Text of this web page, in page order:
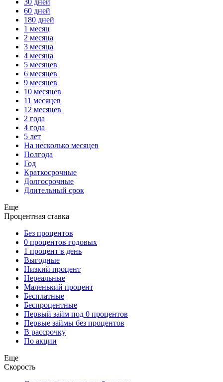
30 дней
60 дней
180 дней
1 месяц
2 месяца
3 месяца
4 месяца
5 месяцев
6 месяцев
9 месяцев
10 месяцев
11 месяцев
12 месяцев
2 года
4 года
5 лет
На несколько месяцев
Полгода
Год
Краткосрочные
Долгосрочные
Длительный срок
Еще
Процентная ставка
Без процентов
0 процентов годовых
1 процент в день
Выгодные
Низкий процент
Нереальные
Маленький процент
Бесплатные
Беспроцентные
Первый займ под 0 процентов
Первые займы без процентов
В рассрочку
По акции
Еще
Скорость